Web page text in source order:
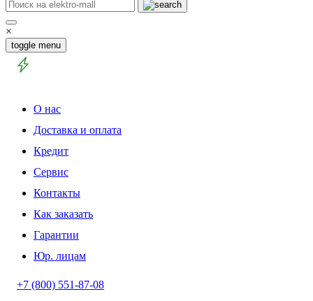
×
toggle menu
О нас
Доставка и оплата
Кредит
Сервис
Контакты
Как заказать
Гарантии
Юр. лицам
+7 (800) 551-87-08